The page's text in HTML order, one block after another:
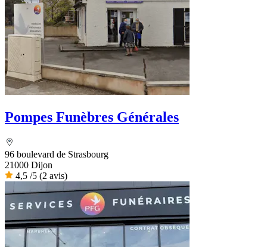
Pompes Funèbres Générales
96 boulevard de Strasbourg
21000 Dijon
4,5 /5 (2 avis)